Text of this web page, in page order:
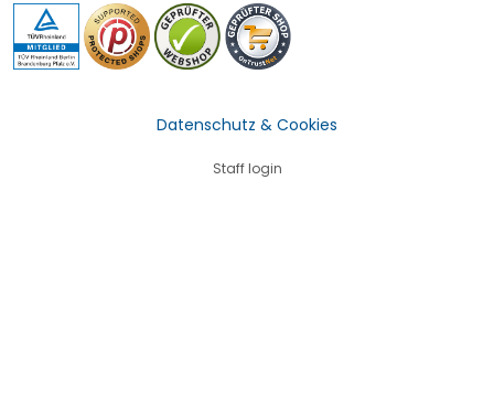
Datenschutz & Cookies
Staff login